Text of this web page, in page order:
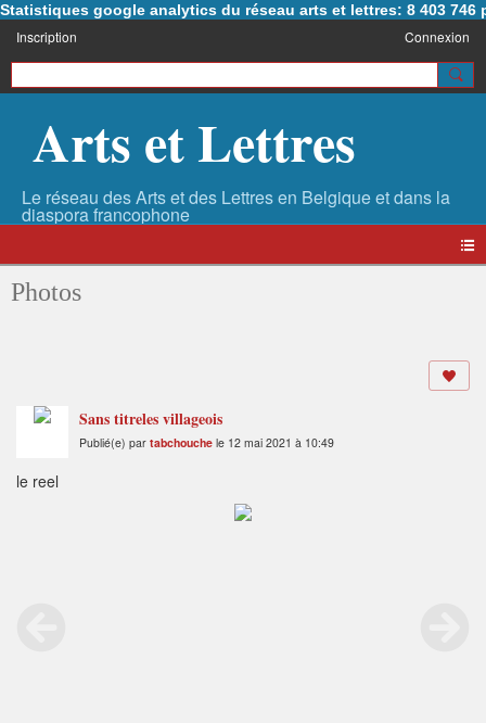
Statistiques google analytics du réseau arts et lettres: 8 403 746
Inscription Connexion
Arts et Lettres
Photos
Sans titreles villageois
Publié(e) par tabchouche le 12 mai 2021 à 10:49
le reel